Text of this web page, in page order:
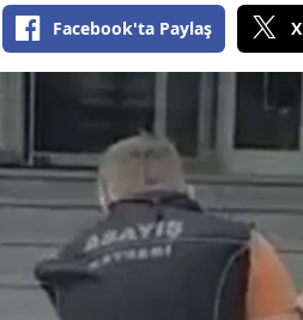
Facebook'ta Paylaş